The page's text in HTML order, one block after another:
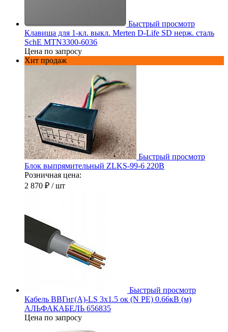
Быстрый просмотр
Клавиша для 1-кл. выкл. Merten D-Life SD нерж. сталь
SchE MTN3300-6036
Цена по запросу
Хит продаж
Быстрый просмотр
Блок выпрямительный ZLKS-99-6 220В
Розничная цена:
2 870 ₽ / шт
Быстрый просмотр
Кабель ВВГнг(А)-LS 3х1.5 ок (N PE) 0.66кВ (м)
АЛЬФАКАБЕЛЬ 656835
Цена по запросу